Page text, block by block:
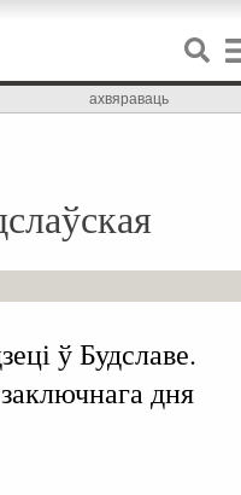
ахвяраваць
ў Будславе.
дня